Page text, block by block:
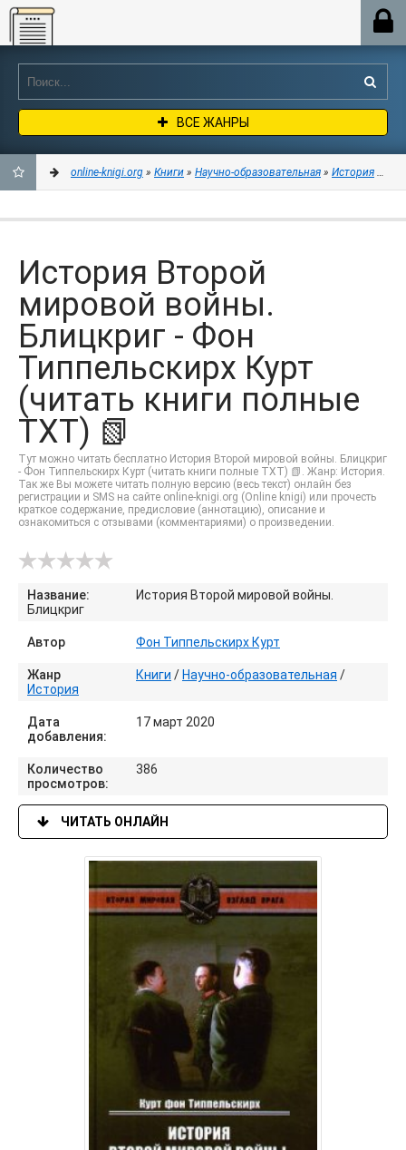
Online-knigi.org
ВСЕ ЖАНРЫ
ЗАКЛАДКИ
online-knigi.org » Книги » Научно-образовательная » История »
История Второй
мировой войны.
Блицкриг - Фон
Типпельскирх Курт
(читать книги полные
TXT) 📗
Тут можно читать бесплатно История Второй мировой войны. Блицкриг
- Фон Типпельскирх Курт (читать книги полные TXT) 📗. Жанр: История.
Так же Вы можете читать полную версию (весь текст) онлайн без
регистрации и SMS на сайте online-knigi.org (Online knigi) или прочесть
краткое содержание, предисловие (аннотацию), описание и
ознакомиться с отзывами (комментариями) о произведении.
Название:
История Второй мировой войны.
Блицкриг
Автор Фон Типпельскирх Курт
Жанр Книги / Научно-образовательная /
История
Дата
добавления:
17 март 2020
Количество
просмотров:
386
ЧИТАТЬ ОНЛАЙН